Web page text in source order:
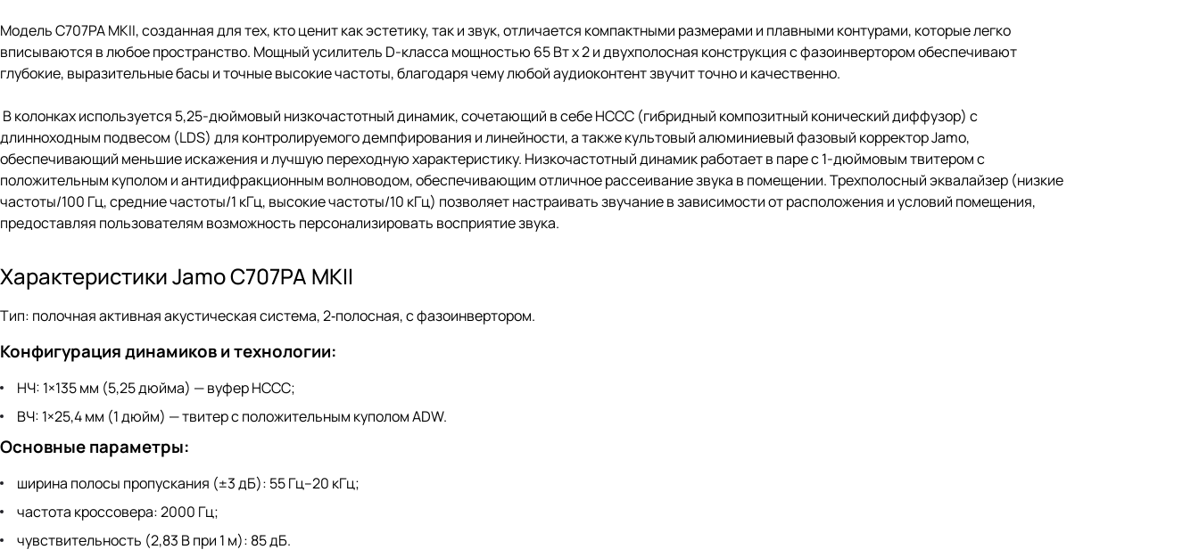
Модель C707PA MKII, созданная для тех, кто ценит как эстетику, так и звук, отличается компактными размерами и плавными контурами, которые легко
вписываются в любое пространство. Мощный усилитель D-класса мощностью 65 Вт x 2 и двухполосная конструкция с фазоинвертором обеспечивают
глубокие, выразительные басы и точные высокие частоты, благодаря чему любой аудиоконтент звучит точно и качественно.
В колонках используется 5,25-дюймовый низкочастотный динамик, сочетающий в себе HCCC (гибридный композитный конический диффузор) с
длинноходным подвесом (LDS) для контролируемого демпфирования и линейности, а также культовый алюминиевый фазовый корректор Jamo,
обеспечивающий меньшие искажения и лучшую переходную характеристику. Низкочастотный динамик работает в паре с 1-дюймовым твитером с
положительным куполом и антидифракционным волноводом, обеспечивающим отличное рассеивание звука в помещении. Трехполосный эквалайзер (низкие
частоты/100 Гц, средние частоты/1 кГц, высокие частоты/10 кГц) позволяет настраивать звучание в зависимости от расположения и условий помещения,
предоставляя пользователям возможность персонализировать восприятие звука.
Характеристики Jamo C707PA MKII
Тип: полочная активная акустическая система, 2‑полосная, с фазоинвертором.
Конфигурация динамиков и технологии:
НЧ: 1×135 мм (5,25 дюйма) — вуфер HCCC;
ВЧ: 1×25,4 мм (1 дюйм) — твитер с положительным куполом ADW.
Основные параметры:
ширина полосы пропускания (±3 дБ): 55 Гц–20 кГц;
частота кроссовера: 2000 Гц;
чувствительность (2,83 В при 1 м): 85 дБ.